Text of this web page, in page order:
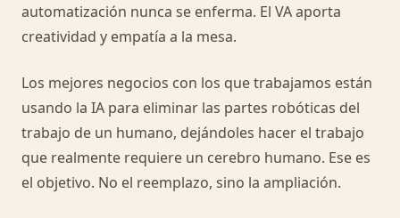
automatización nunca se enferma. El VA aporta
creatividad y empatía a la mesa.
Los mejores negocios con los que trabajamos están
usando la IA para eliminar las partes robóticas del
trabajo de un humano, dejándoles hacer el trabajo
que realmente requiere un cerebro humano. Ese es
el objetivo. No el reemplazo, sino la ampliación.